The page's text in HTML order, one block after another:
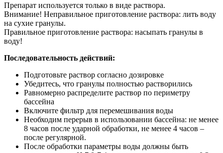
Препарат используется только в виде раствора.
Внимание! Неправильное приготовление раствора: лить воду
на сухие гранулы.
Правильное приготовление раствора: насыпать гранулы в
воду!
Последовательность действий:
Подготовьте раствор согласно дозировке
Убедитесь, что гранулы полностью растворились
Равномерно распределите раствор по периметру
бассейна
Включите фильтр для перемешивания воды
Необходим перерыв в использовании бассейна: не менее
8 часов после ударной обработки, не менее 4 часов –
после регулярной.
После обработки параметры воды должны быть